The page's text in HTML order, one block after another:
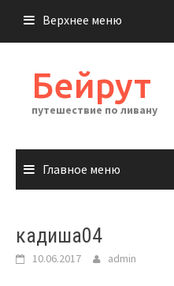
содержимому
Верхнее меню
Бейрут
путешествие по ливану
Главное меню
кадиша04
10.06.2017 admin